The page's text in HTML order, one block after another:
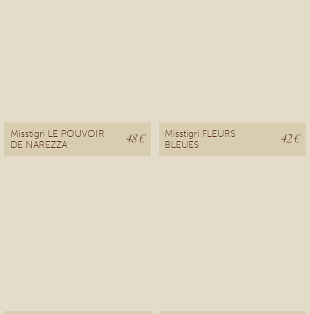
Misstigri LE POUVOIR
DE NAREZZA
48 €
Misstigri FLEURS
BLEUES
42 €